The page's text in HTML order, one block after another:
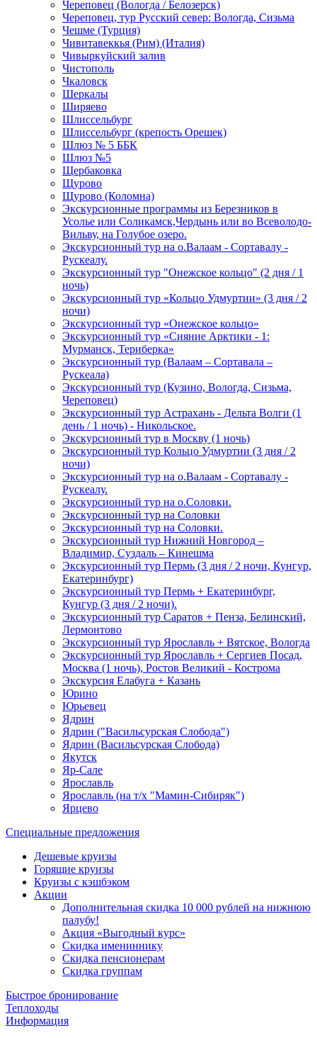
Череповец (Вологда / Белозерск)
Череповец, тур Русский север: Вологда, Сизьма
Чешме (Турция)
Чивитавеккья (Рим) (Италия)
Чивыркуйский залив
Чистополь
Чкаловск
Шеркалы
Ширяево
Шлиссельбург
Шлиссельбург (крепость Орешек)
Шлюз № 5 ББК
Шлюз №5
Щербаковка
Щурово
Щурово (Коломна)
Экскурсионные программы из Березников в
Усолье или Соликамск,Чердынь или во Всеволодо-
Вильву, на Голубое озеро.
Экскурсионный тур на о.Валаам - Сортавалу -
Рускеалу.
Экскурсионный тур "Онежское кольцо" (2 дня / 1
ночь)
Экскурсионный тур «Кольцо Удмуртии» (3 дня / 2
ночи)
Экскурсионный тур «Онежское кольцо»
Экскурсионный тур «Сияние Арктики - 1:
Мурманск, Териберка»
Экскурсионный тур (Валаам – Сортавала –
Рускеала)
Экскурсионный тур (Кузино, Вологда, Сизьма,
Череповец)
Экскурсионный тур Астрахань - Дельта Волги (1
день / 1 ночь) - Никольское.
Экскурсионный тур в Москву (1 ночь)
Экскурсионный тур Кольцо Удмуртии (3 дня / 2
ночи)
Экскурсионный тур на о.Валаам - Сортавалу -
Рускеалу.
Экскурсионный тур на о.Соловки.
Экскурсионный тур на Соловки
Экскурсионный тур на Соловки.
Экскурсионный тур Нижний Новгород –
Владимир, Суздаль – Кинешма
Экскурсионный тур Пермь (3 дня / 2 ночи, Кунгур,
Екатеринбург)
Экскурсионный тур Пермь + Екатеринбург,
Кунгур (3 дня / 2 ночи).
Экскурсионный тур Саратов + Пенза, Белинский,
Лермонтово
Экскурсионный тур Ярославль + Вятское, Вологда
Экскурсионный тур Ярославль + Сергиев Посад,
Москва (1 ночь), Ростов Великий - Кострома
Экскурсия Елабуга + Казань
Юрино
Юрьевец
Ядрин
Ядрин ("Васильсурская Слобода")
Ядрин (Васильсурская Слобода)
Якутск
Яр-Сале
Ярославль
Ярославль (на т/х "Мамин-Сибиряк")
Ярцево
Специальные предложения
Дешевые круизы
Горящие круизы
Круизы с кэшбэком
Акции
Дополнительная скидка 10 000 рублей на нижнюю
палубу!
Акция «Выгодный курс»
Скидка имениннику
Скидка пенсионерам
Скидка группам
Быстрое бронирование
Теплоходы
Информация